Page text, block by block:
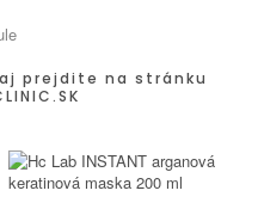
prejdite na stránku